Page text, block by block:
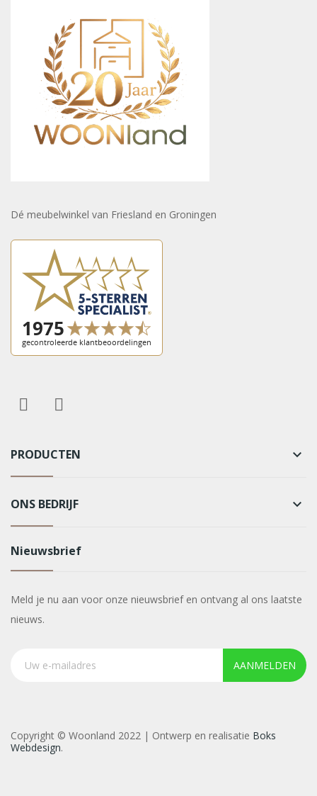
Dé meubelwinkel van Friesland en Groningen
PRODUCTEN keyboard_arrow_down
ONS BEDRIJF keyboard_arrow_down
Nieuwsbrief
Meld je nu aan voor onze nieuwsbrief en ontvang al ons laatste
nieuws.
AANMELDEN
Copyright © Woonland 2022 | Ontwerp en realisatie Boks
Webdesign.